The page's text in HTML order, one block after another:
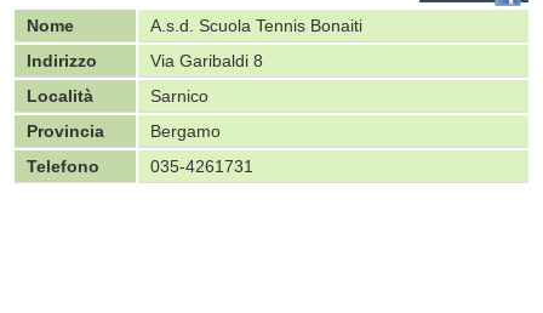
Nome
A.s.d. Scuola Tennis Bonaiti
Indirizzo
Via Garibaldi 8
Località
Sarnico
Provincia
Bergamo
Telefono
035-4261731